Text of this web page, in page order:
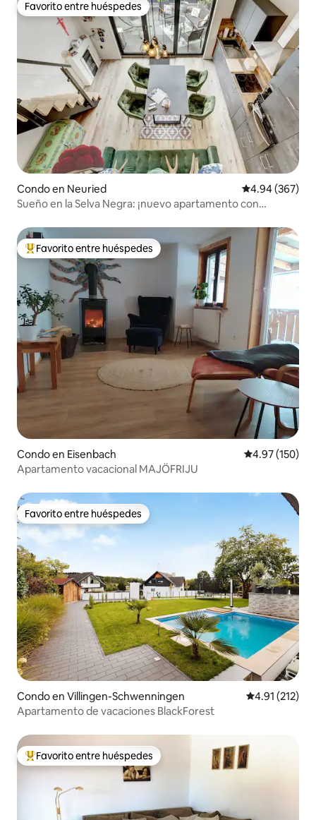
Favorito entre huéspedes
Favorito entre huéspedes
Condo en Neuried Calificación
4.94 (367)
Sueño en la Selva Negra: ¡nuevo apartamento con
Favorito entre huéspedes preferido
Favorito entre huéspedes
Condo en Eisenbach Calificación
4.97 (150)
Apartamento vacacional MAJÖFRIJU
Favorito entre huéspedes
Favorito entre huéspedes
Condo en Villingen-Schwenningen Calificación
4.91 (212)
Apartamento de vacaciones BlackForest
Favorito entre huéspedes preferido
Favorito entre huéspedes